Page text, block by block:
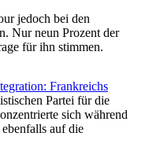
jedoch bei den
Nur neun Prozent der
für ihn stimmen.
Frankreichs
Partei für die
sich während
auf die